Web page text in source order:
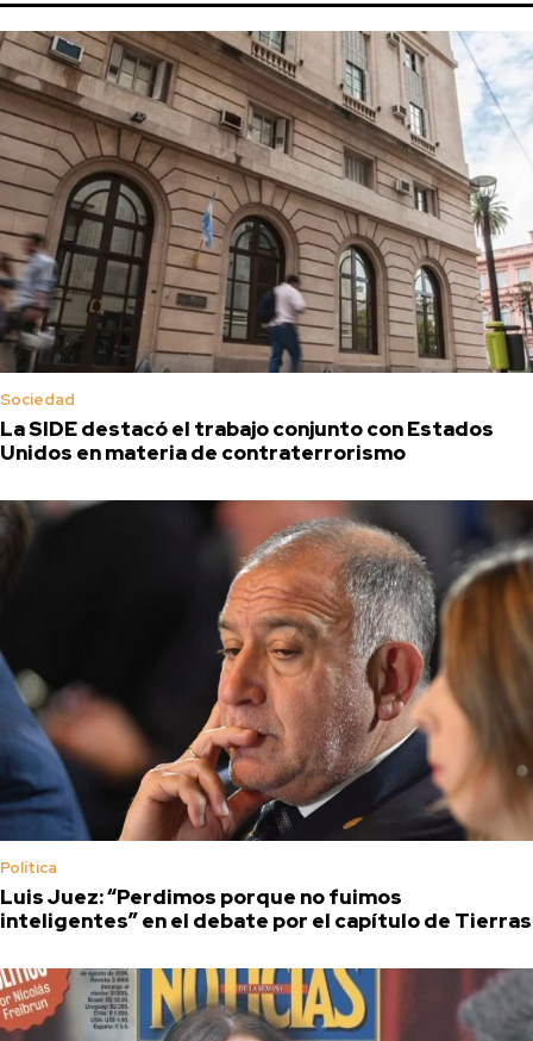
Sociedad
La SIDE destacó el trabajo conjunto con Estados
Unidos en materia de contraterrorismo
Política
Luis Juez: “Perdimos porque no fuimos
inteligentes” en el debate por el capítulo de Tierras